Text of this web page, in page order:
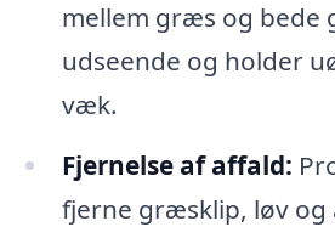
mellem græs og bede
udseende og holder
væk.
Fjernelse af affald:
fjerne græsklip, løv og